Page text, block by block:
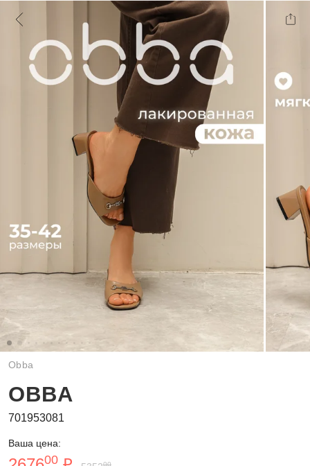
Obba
OBBA
701953081
Ваша цена:
00